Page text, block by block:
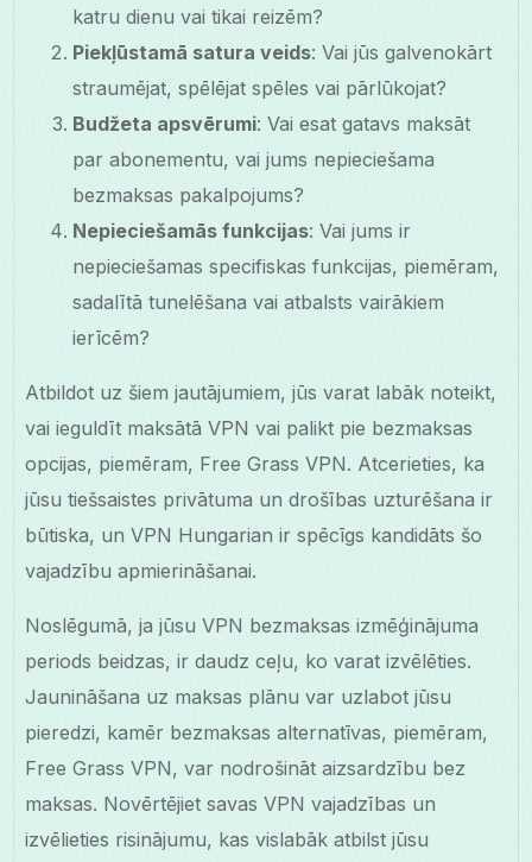
katru dienu vai tikai reizēm?
Piekļūstamā satura veids: Vai jūs galvenokārt
straumējat, spēlējat spēles vai pārlūkojat?
Budžeta apsvērumi: Vai esat gatavs maksāt
par abonementu, vai jums nepieciešama
bezmaksas pakalpojums?
Nepieciešamās funkcijas: Vai jums ir
nepieciešamas specifiskas funkcijas, piemēram,
sadalītā tunelēšana vai atbalsts vairākiem
ierīcēm?
Atbildot uz šiem jautājumiem, jūs varat labāk noteikt,
vai ieguldīt maksātā VPN vai palikt pie bezmaksas
opcijas, piemēram, Free Grass VPN. Atcerieties, ka
jūsu tiešsaistes privātuma un drošības uzturēšana ir
būtiska, un VPN Hungarian ir spēcīgs kandidāts šo
vajadzību apmierināšanai.
Noslēgumā, ja jūsu VPN bezmaksas izmēģinājuma
periods beidzas, ir daudz ceļu, ko varat izvēlēties.
Jaunināšana uz maksas plānu var uzlabot jūsu
pieredzi, kamēr bezmaksas alternatīvas, piemēram,
Free Grass VPN, var nodrošināt aizsardzību bez
maksas. Novērtējiet savas VPN vajadzības un
izvēlieties risinājumu, kas vislabāk atbilst jūsu